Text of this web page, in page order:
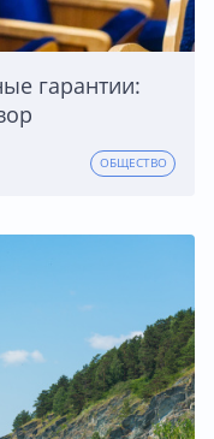
гарантии:
ОБЩЕСТВО